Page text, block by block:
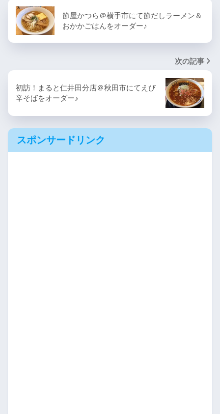
節屋かつら＠横手市にて節だしラーメン＆
おかかごはんをオーダー♪
次の記事
初訪！まると仁井田分店＠秋田市にてえび
辛そばをオーダー♪
スポンサードリンク